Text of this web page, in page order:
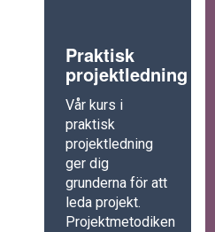
Praktisk
projektledning
Vår kurs i
praktisk
projektledning
ger dig
grunderna för att
leda projekt.
Projektmetodiken